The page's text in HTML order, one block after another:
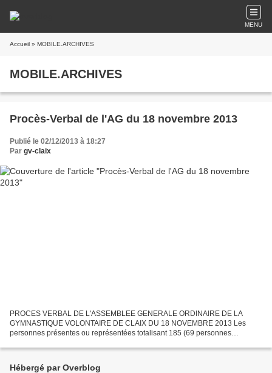
MENU
Accueil » MOBILE.ARCHIVES
MOBILE.ARCHIVES
Procès-Verbal de l'AG du 18 novembre 2013
Publié le 02/12/2013 à 18:27
Par gv-claix
PROCES VERBAL DE L'ASSEMBLEE GENERALE ORDINAIRE DE LA
GYMNASTIQUE VOLONTAIRE DE CLAIX DU 18 NOVEMBRE 2013 Les
personnes présentes ou représentées totalisant 185 (69 personnes
devait...
Hébergé par Overblog